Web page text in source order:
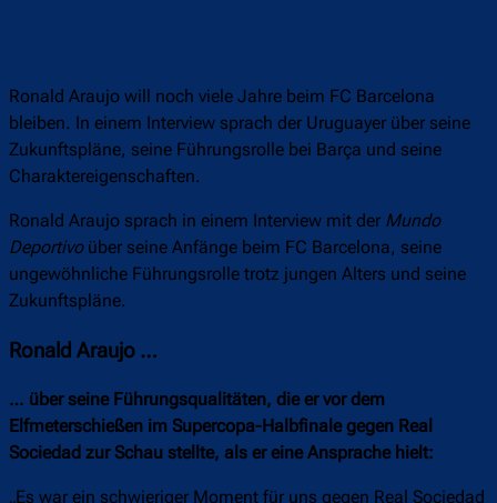
Ronald Araujo will noch viele Jahre beim FC Barcelona
bleiben. In einem Interview sprach der Uruguayer über seine
Zukunftspläne, seine Führungsrolle bei Barça und seine
Charaktereigenschaften.
Ronald Araujo sprach in einem Interview mit der Mundo
Deportivoüber seine Anfänge beim FC Barcelona, seine
ungewöhnliche Führungsrolle trotz jungen Alters und seine
Zukunftspläne.
Ronald Araujo …
… über seine Führungsqualitäten, die er vor dem
Elfmeterschießen im Supercopa-Halbfinale gegen Real
Sociedad zur Schau stellte, als er eine Ansprache hielt:
„Es war ein schwieriger Moment für uns gegen Real Sociedad